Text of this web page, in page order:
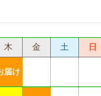
木 金 土 日
届け